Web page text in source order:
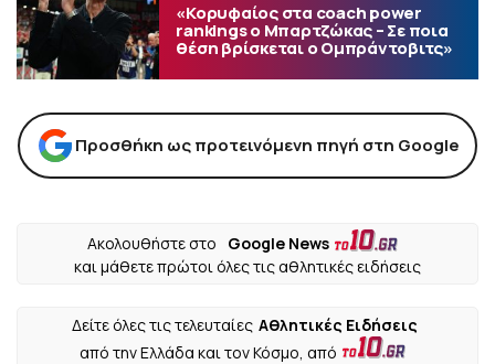
«Κορυφαίος στα coach power
rankings ο Μπαρτζώκας – Σε ποια
θέση βρίσκεται ο Ομπράντοβιτς»
Προσθήκη ως προτεινόμενη πηγή στη Google
Ακολουθήστε στο
Google News
και μάθετε πρώτοι όλες τις αθλητικές ειδήσεις
Δείτε όλες τις τελευταίες Αθλητικές Ειδήσεις
από την Ελλάδα και τον Κόσμο, από